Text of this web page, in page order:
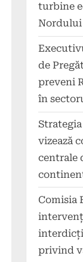
turbine
Nordului
de
preveni
în
vizează
centrale
Comisia
privind